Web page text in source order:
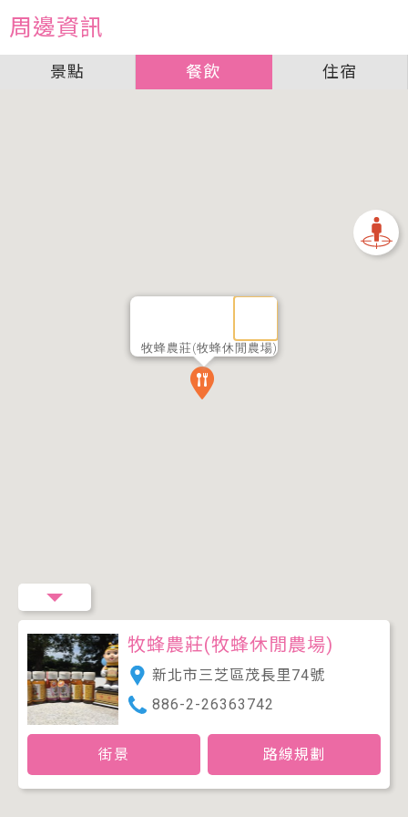
牧蜂農莊(牧蜂休閒農場)
周邊資訊
景點 餐飲 住宿
牧蜂農莊(牧蜂休閒農場)
新北市三芝區茂長里74號
886-2-26363742
街景 路線規劃